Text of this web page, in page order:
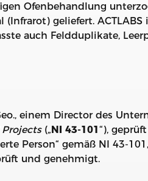
Ofenbehandlung
geliefert.
auch Feldduplikate,
einem Director des
(„NI 43-101“),
Person“ gemäß NI 43-
und genehmigt.